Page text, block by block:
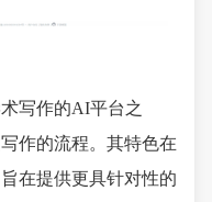
写作的AI平台之
作的流程。其特色在
在提供更具针对性的